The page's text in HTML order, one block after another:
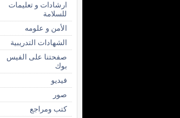
ارشادات و تعليمات
للسلامة
الأمن و علومه
الشهادات التدريبية
صفحتنا على الفيس
بوك
فيديو
صور
كتب ومراجع